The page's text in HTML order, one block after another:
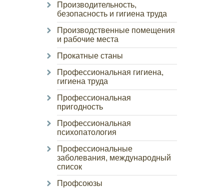
Производительность,
безопасность и гигиена труда
Производственные помещения
и рабочие места
Прокатные станы
Профессиональная гигиена,
гигиена труда
Профессиональная
пригодность
Профессиональная
психопатология
Профессиональные
заболевания, международный
список
Профсоюзы